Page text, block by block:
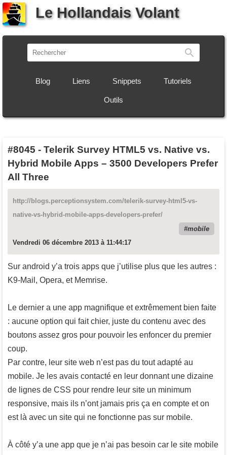
Le Hollandais Volant
Blog Liens Snippets Tutoriels
Outils
#8045 - Telerik Survey HTML5 vs. Native vs.
Hybrid Mobile Apps – 3500 Developers Prefer
All Three
http://blogs.perceptionsystem.com/telerik-survey-html5-vs-
native-vs-hybrid-mobile-apps-developers-prefer/
mobile
Vendredi 06 décembre 2013 à 11:44:17
Sur android y’a trois apps que j’utilise plus que les autres :
K9-Mail, Opera, et Memrise.
Le dernier a une app magnifique et extrêmement bien faite
: aucune option qui fait chier, juste du contenu avec des
boutons assez gros pour pouvoir les enfoncer du premier
coup.
Par contre, leur site web n’est pas du tout adapté au
mobile. Je les avais contacté en leur donnant une dizaine
de lignes de CSS pour rendre leur site un minimum
responsive, mais ils n’ont jamais pris ça en compte et on
est là avec un site qui ne fonctionne pas sur mobile.
À côté y’a une app que je n’ai pas besoin car le site mobile